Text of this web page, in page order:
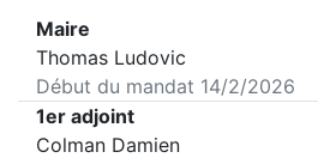
Maire
Thomas Ludovic
Début du mandat 14/2/2026
1er adjoint
Colman Damien